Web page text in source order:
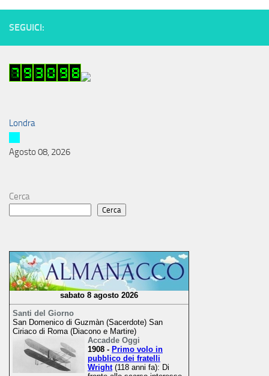
SEGUICI:
Londra
Agosto 08, 2026
Cerca
Cerca